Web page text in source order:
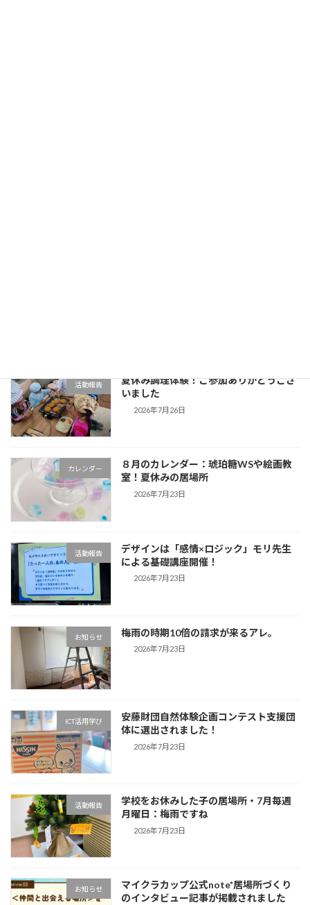
活動報告
夏休み調理体験！ご参加ありがとうござ
いました
2026年7月26日
カレンダー
８月のカレンダー：琥珀糖WSや絵画教
室！夏休みの居場所
2026年7月23日
活動報告
デザインは「感情×ロジック」モリ先生
による基礎講座開催！
2026年7月23日
お知らせ 梅雨の時期10倍の請求が来るアレ。
2026年7月23日
ICT活用学び
安藤財団自然体験企画コンテスト支援団
体に選出されました！
2026年7月23日
活動報告
学校をお休みした子の居場所・7月毎週
月曜日：梅雨ですね
2026年7月23日
お知らせ
マイクラカップ公式note*居場所づくり
のインタビュー記事が掲載されました